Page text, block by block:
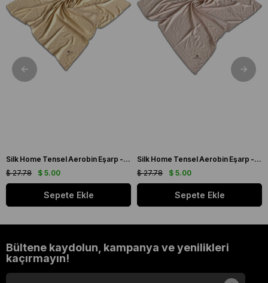
Silk Home Tensel Aerobin Eşarp - 77001 - 00 Açık Krem
$ 5.00
$ 27.78
Sepete Ekle
Silk Home Tensel Aerobin Eşarp - 77001 - 00 Açık Vizon
$ 5.00
$ 27.78
Sepete Ekle
Bültene kaydolun, kampanya ve yenilikleri
kaçırmayın!